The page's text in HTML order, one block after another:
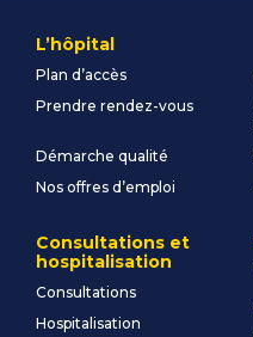
L’hôpital
Plan d’accès
Prendre rendez-vous
Démarche qualité
Nos offres d’emploi
Consultations et
hospitalisation
Consultations
Hospitalisation